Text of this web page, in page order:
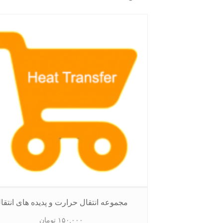
مجموعه انتقال حرارت و پدیده های
۱۵۰,۰۰۰ تومان